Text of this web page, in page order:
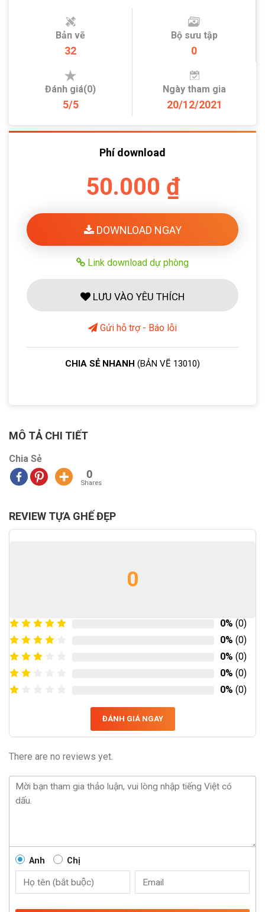
Bản vẽ
32
Bộ sưu tập
0
Đánh giá(0)
5/5
Ngày tham gia
20/12/2021
Phí download
50.000 ₫
DOWNLOAD NGAY
Link download dự phòng
LƯU VÀO YÊU THÍCH
Gửi hỗ trợ - Báo lỗi
CHIA SẺ NHANH (BẢN VẼ 13010)
MÔ TẢ CHI TIẾT
Chia Sẻ
0
Shares
REVIEW TỰA GHẾ ĐẸP
0
0% (0)
0% (0)
0% (0)
0% (0)
0% (0)
ĐÁNH GIÁ NGAY
There are no reviews yet.
Anh Chị